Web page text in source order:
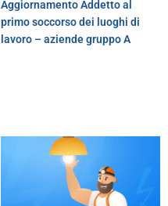
Aggiornamento Addetto al
primo soccorso dei luoghi di
lavoro – aziende gruppo A